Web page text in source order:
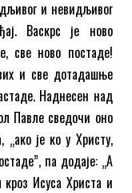
и невидљивог
Васкрс је ново
све ново постаде!
и све дотадашње
Наднесен над
Павле сведочи оно
је ко у Христу,
па додаје: „А
Исуса Христа и